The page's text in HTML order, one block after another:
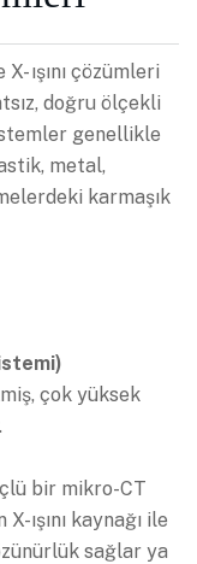
ışını çözümleri
doğru ölçekli
genellikle
metal,
karmaşık
çok yüksek
bir mikro-CT
ışını kaynağı ile
sağlar ya